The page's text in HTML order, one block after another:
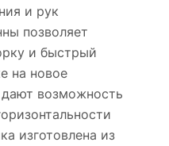
и рук
позволяет
и быстрый
на новое
возможность
изготовлена из